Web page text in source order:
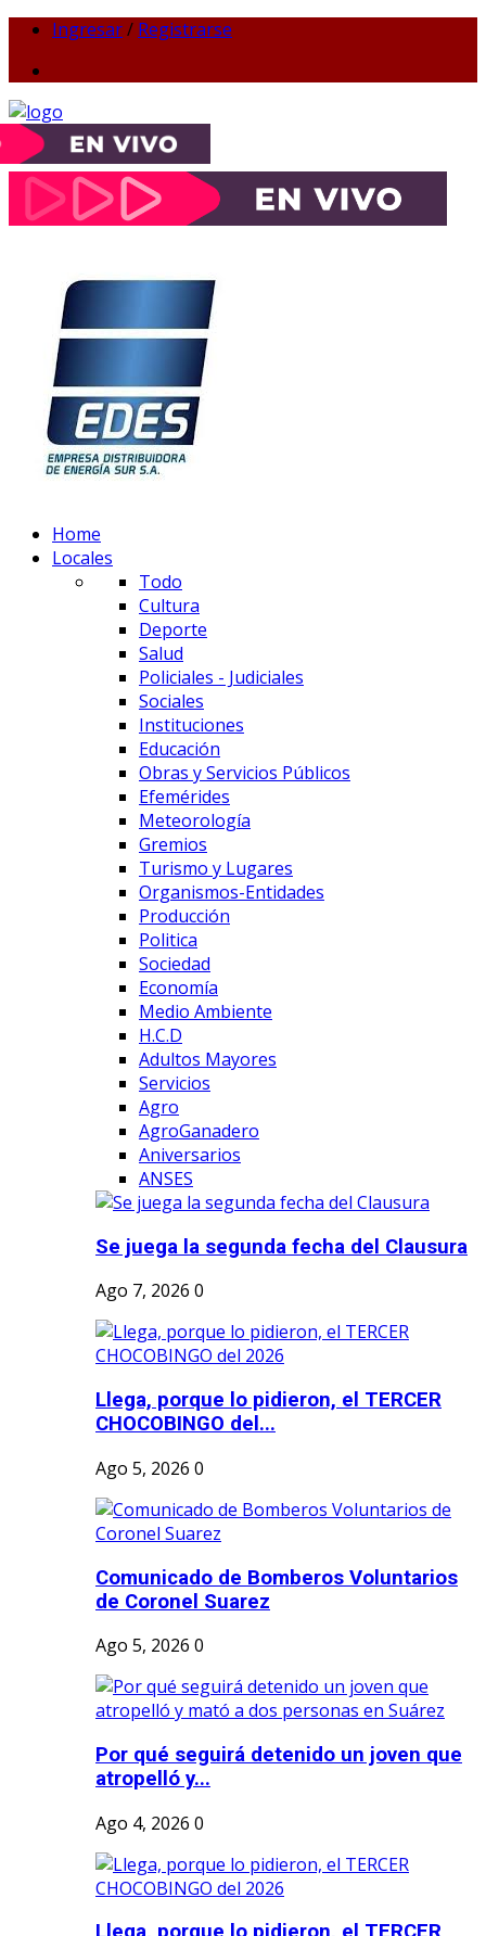
Ingresar/ Registrarse
Home
Locales
Todo
Cultura
Deporte
Salud
Policiales - Judiciales
Sociales
Instituciones
Educación
Obras y Servicios Públicos
Efemérides
Meteorología
Gremios
Turismo y Lugares
Organismos-Entidades
Producción
Politica
Sociedad
Economía
Medio Ambiente
H.C.D
Adultos Mayores
Servicios
Agro
AgroGanadero
Aniversarios
ANSES
Se juega la segunda fecha del Clausura
Ago 7, 2026 0
Llega, porque lo pidieron, el TERCER
CHOCOBINGO del...
Ago 5, 2026 0
Comunicado de Bomberos Voluntarios
de Coronel Suarez
Ago 5, 2026 0
Por qué seguirá detenido un joven que
atropelló y...
Ago 4, 2026 0